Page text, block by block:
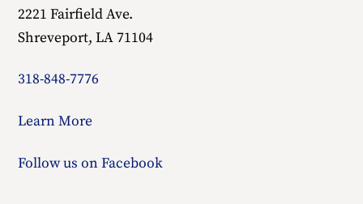
2221 Fairfield Ave.
Shreveport, LA 71104
318-848-7776
Learn More
Follow us on Facebook